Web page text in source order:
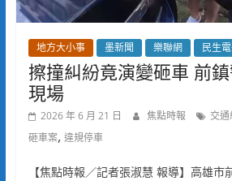
地方大小事 墨新聞 樂聯網 民生
擦撞糾紛竟演變砸車 前
現場
2026 年 6 月 21 日 焦點時報 交
砸車案, 違規停車
【焦點時報／記者張淑慧 報導】高雄市